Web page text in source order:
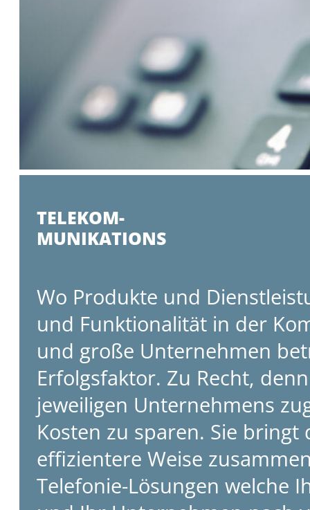
TELEKOM-
MUNIKATIONS
Wo Produkte und
und Funktionalität in der
und große Unternehmen
Erfolgsfaktor. Zu Recht,
jeweiligen Unternehmens
Kosten zu sparen. Sie
effizientere Weise
Telefonie-Lösungen welche